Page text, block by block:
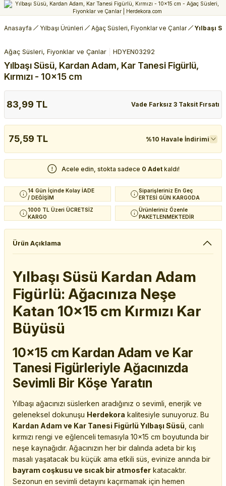
Anasayfa Yılbaşı Ürünleri Ağaç Süsleri, Fiyonklar ve Çanlar Yılbaşı
Ağaç Süsleri, Fiyonklar ve Çanlar HDYEN03292
Yılbaşı Süsü, Kardan Adam, Kar Tanesi Figürlü,
Kırmızı - 10x15 cm
83,99 TL Vade Farksız 3 Taksit Fırsatı
75,59 TL %10 Havale İndirimi
Acele edin, stokta sadece 0 Adet kaldı!
14 Gün İçinde Kolay İADE
/ DEĞİŞİM
Siparişleriniz En Geç
ERTESİ GÜN KARGODA
1000 TL Üzeri ÜCRETSİZ
KARGO
Ürünleriniz Özenle
PAKETLENMEKTEDİR
Ürün Açıklama
Yılbaşı Süsü Kardan Adam
Figürlü: Ağacınıza Neşe
Katan 10x15 cm Kırmızı Kar
Büyüsü
10x15 cm Kardan Adam ve Kar
Tanesi Figürleriyle Ağacınızda
Sevimli Bir Köşe Yaratın
Yılbaşı ağacınızı süslerken aradığınız o sevimli, enerjik ve
geleneksel dokunuşu Herdekora kalitesiyle sunuyoruz. Bu
Kardan Adam ve Kar Tanesi Figürlü Yılbaşı Süsü , canlı
kırmızı rengi ve eğlenceli temasıyla 10x15 cm boyutunda bir
neşe kaynağıdır. Ağacınızın her bir dalında adeta bir kış
masalı yaşatacak bu küçük ama etkili süs, evinize anında bir
bayram coşkusu ve sıcak bir atmosfer katacaktır.
Sezonun en sevimli detayını kaçırmamak için hemen